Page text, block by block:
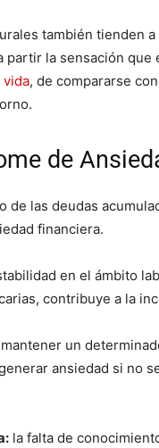
también tienden
partir la sensación
vida, de compararse
de
de las deudas
financiera.
en el ámbito
contribuye a la
un
ansiedad si no
la falta de